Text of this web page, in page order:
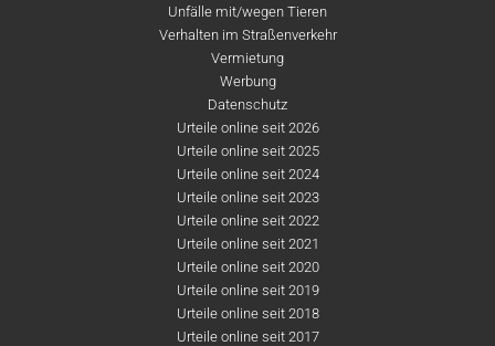
Unfälle mit/wegen Tieren
Verhalten im Straßenverkehr
Vermietung
Werbung
Datenschutz
Urteile online seit 2026
Urteile online seit 2025
Urteile online seit 2024
Urteile online seit 2023
Urteile online seit 2022
Urteile online seit 2021
Urteile online seit 2020
Urteile online seit 2019
Urteile online seit 2018
Urteile online seit 2017